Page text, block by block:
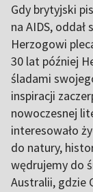
Gdy brytyjski
na AIDS,
Herzogowi
30 lat później
śladami
inspiracji
nowoczesnej
interesowało
do natury,
wędrujemy do
Australii, gdzie